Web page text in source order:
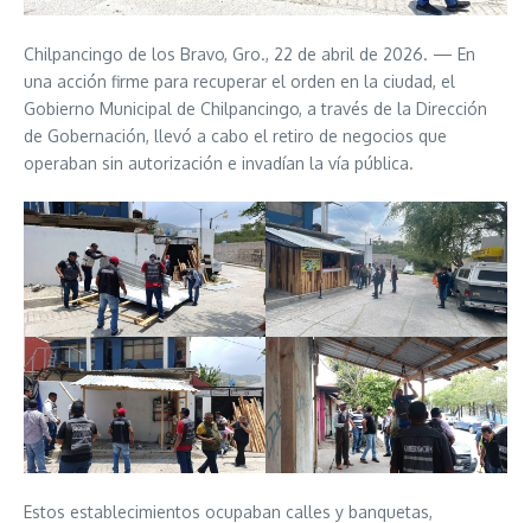
Chilpancingo de los Bravo, Gro., 22 de abril de 2026. — En
una acción firme para recuperar el orden en la ciudad, el
Gobierno Municipal de Chilpancingo, a través de la Dirección
de Gobernación, llevó a cabo el retiro de negocios que
operaban sin autorización e invadían la vía pública.
Estos establecimientos ocupaban calles y banquetas,